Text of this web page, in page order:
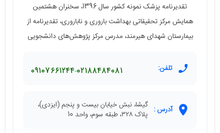
تقدیرنامه پزشک نمونه کشور سال 1396، سخنران هشتمین
همایش مرکز تحقیقاتی بهداشت باروری و ناباروری، تقدیرنامه از
بیمارستان شهدای هیرمند، مدرس مرکز پژوهش‌های دانشجویی
تلفن: 02188484081
09107661244
آدرس : گیشا، نبش خیابان بیست و پنجم (ایزدی)،
پلاک ۳۲۸، طبقه سوم، واحد 10